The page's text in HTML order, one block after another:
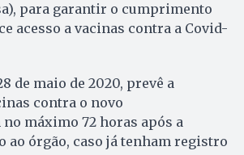
para garantir o cumprimento
acesso a vacinas contra a Covid-
de maio de 2020, prevê a
contra o novo
máximo 72 horas após a
ao órgão, caso já tenham registro